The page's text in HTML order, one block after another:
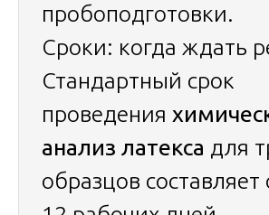
пробоподготовки.
Сроки: когда ждать
Стандартный срок
проведения
анализ латекса для
образцов составляет